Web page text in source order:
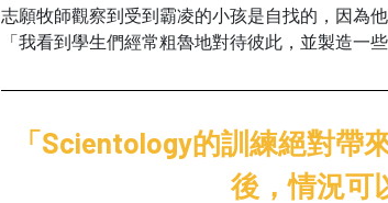
志願牧師觀察到受到霸凌的小孩是自找的，因為他
「我看到學生們經常粗魯地對待彼此，並製造一
「Scientology的訓練絕對帶
後，情況可